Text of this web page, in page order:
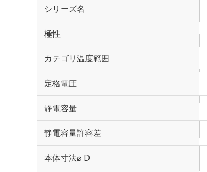
シリーズ名
極性
カテゴリ温度範囲
定格電圧
静電容量
静電容量許容差
本体寸法⌀ D